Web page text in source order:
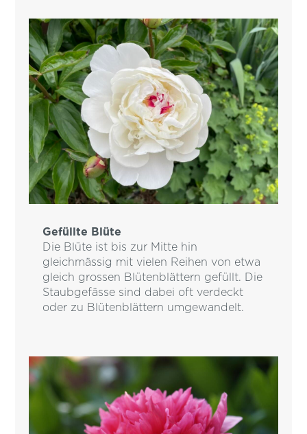
Gefüllte Blüte
Die Blüte ist bis zur Mitte hin
gleichmässig mit vielen Reihen von etwa
gleich grossen Blütenblättern gefüllt. Die
Staubgefässe sind dabei oft verdeckt
oder zu Blütenblättern umgewandelt.